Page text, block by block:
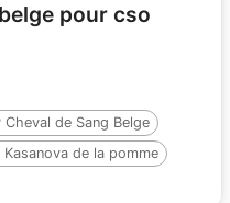
pour cso
Cheval de Sang Belge
Kasanova de la pomme